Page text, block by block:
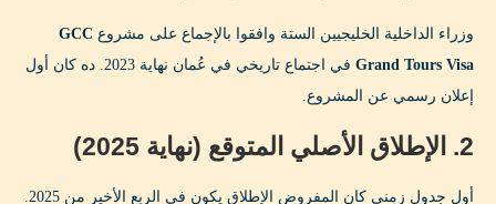
2. جدد باسبورك من الآن
3. حضّر ميزانية الرحلة
4. خد بطاقة Wise أو RedotPay
5. خطط لمسار منطقي
وزراء الداخلية الخليجيين الستة وافقوا بالإجماع على مشروع GCC
Grand Tours Visa
في اجتماع تاريخي في عُمان نهاية 2023. ده كان أول
إعلان رسمي عن المشروع.
2. الإطلاق الأصلي المتوقع (نهاية 2025)
أول جدول زمني كان المفروض الإطلاق يكون في الربع الأخير من 2025.